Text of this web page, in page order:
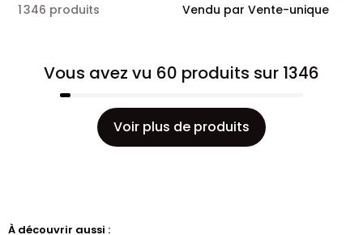
1 346 produits Vendu par Vente-unique
Vous avez vu 60 produits sur 1346
Voir plus de produits
À découvrir aussi :